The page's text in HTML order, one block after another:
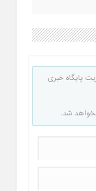
پایگاه خبری
نخواهد شد.